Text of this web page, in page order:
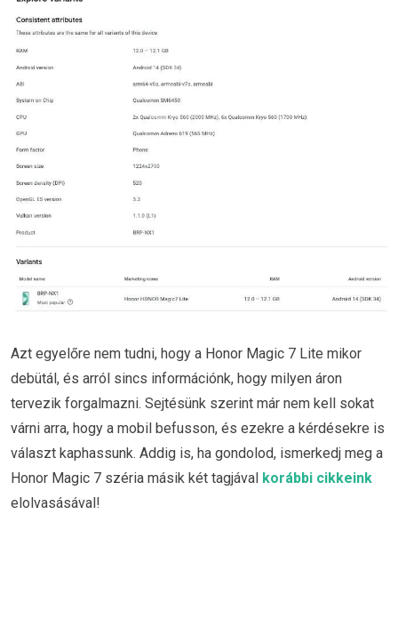
Azt egyelőre nem tudni, hogy a Honor Magic 7 Lite mikor
debütál, és arról sincs információnk, hogy milyen áron
tervezik forgalmazni. Sejtésünk szerint már nem kell sokat
várni arra, hogy a mobil befusson, és ezekre a kérdésekre is
választ kaphassunk. Addig is, ha gondolod, ismerkedj meg a
Honor Magic 7 széria másik két tagjával korábbi cikkeink
elolvasásával!